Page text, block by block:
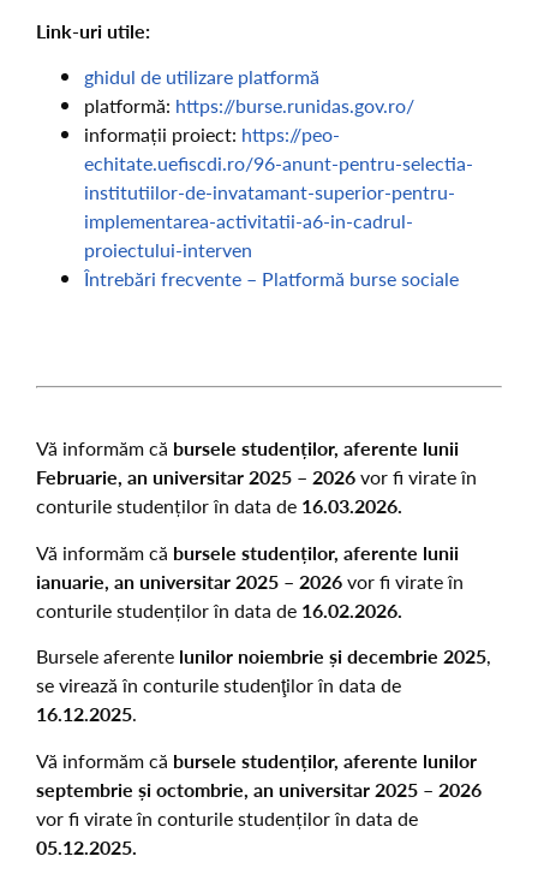
Link-uri utile:
ghidul de utilizare platformă
platformă: https://burse.runidas.gov.ro/
informații proiect: https://peo-
echitate.uefiscdi.ro/96-anunt-pentru-selectia-
institutiilor-de-invatamant-superior-pentru-
implementarea-activitatii-a6-in-cadrul-
proiectului-interven
Întrebări frecvente – Platformă burse sociale
Vă informăm că bursele studenților, aferente lunii
Februarie, an universitar 2025 – 2026vor fi virate în
conturile studenților în data de 16.03.2026.
Vă informăm că bursele studenților, aferente lunii
ianuarie, an universitar 2025 – 2026vor fi virate în
conturile studenților în data de 16.02.2026.
Bursele aferente lunilor noiembrie și decembrie 2025,
se virează în conturile studenţilor în data de
16.12.2025.
Vă informăm că bursele studenților, aferente lunilor
septembrie șioctombrie, an universitar 2025 – 2026
vor fi virate în conturile studenților în data de
05.12.2025.